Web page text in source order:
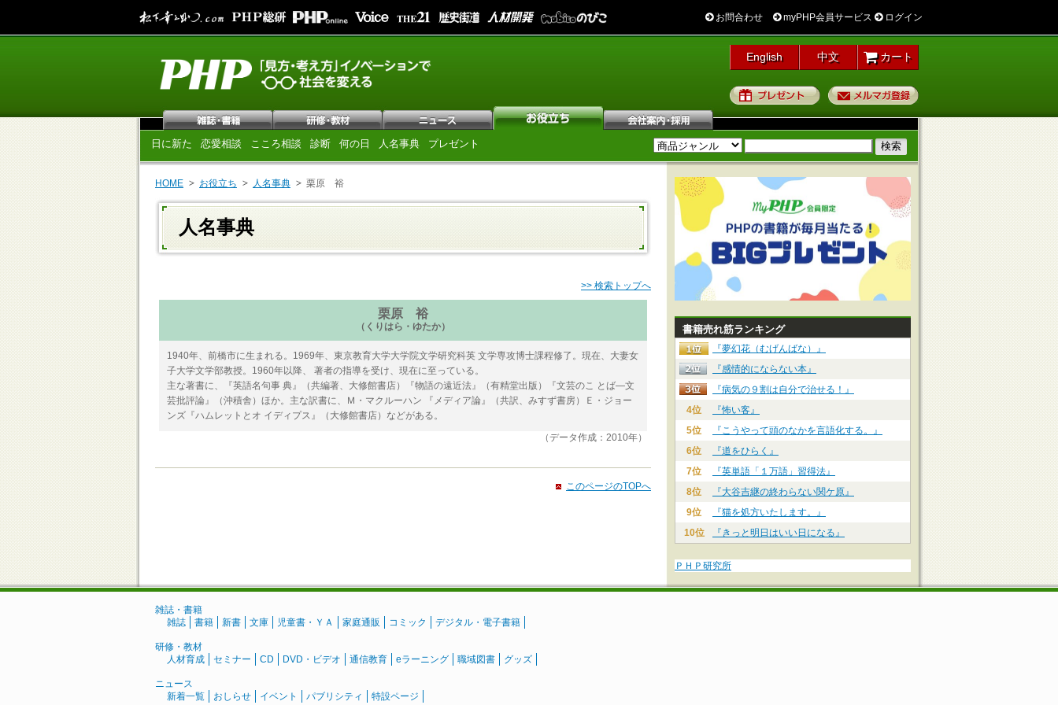
お問合わせ myPHP会員サービス ログイン
English 中文 カート
プレゼント
日に新た 恋愛相談 こころ相談 診断 何の日 人名事典 プレゼント
HOME お役立ち 人名事典 栗原 裕
人名事典
>> 検索トップへ
栗原 裕
（くりはら・ゆたか）
1940年、前橋市に生まれる。1969年、東京教育大学大学院文学研究科英 文学専攻博士課程修了。現在、大妻女
子大学文学部教授。1960年以降、 著者の指導を受け、現在に至っている。
主な著書に、『英語名句事 典』（共編著、大修館書店）『物語の遠近法』（有精堂出版）『文芸のこ とば―文
芸批評論』（沖積舎）ほか。主な訳書に、Ｍ・マクルーハン 『メディア論』（共訳、みすず書房）Ｅ・ジョー
ンズ『ハムレットとオ イディプス』（大修館書店）などがある。
（データ作成：2010年）
このページのTOPへ
書籍売れ筋ランキング
『夢幻花（むげんばな）』
『感情的にならない本』
『病気の９割は自分で治せる！』
4位
『怖い客』
5位
『こうやって頭のなかを言語化する。』
6位
『道をひらく』
7位
『英単語「１万語」習得法』
8位
『大谷吉継の終わらない関ケ原』
9位
『猫を処方いたします。』
10位
『きっと明日はいい日になる』
ＰＨＰ研究所
雑誌・書籍
雑誌
書籍 新書 文庫 児童書・ＹＡ 家庭通販 コミック デジタル・電子書籍
研修・教材
人材育成
セミナー CD DVD・ビデオ 通信教育 eラーニング 職域図書 グッズ
ニュース
新着一覧
おしらせ イベント パブリシティ 特設ページ